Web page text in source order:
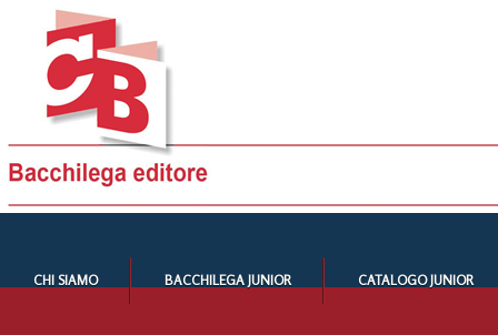
CHI SIAMO BACCHILEGA JUNIOR CATALOGO JUNIOR